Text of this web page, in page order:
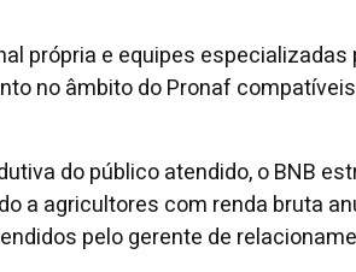
própria e equipes
no âmbito do Pronaf
do público atendido, o BNB
a agricultores com renda bruta
pelo gerente de